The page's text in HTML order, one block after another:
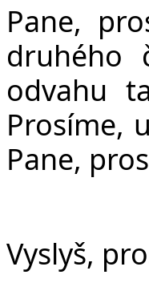
Pane,
druhého
odvahu
Prosíme,
Pane,
Vyslyš,